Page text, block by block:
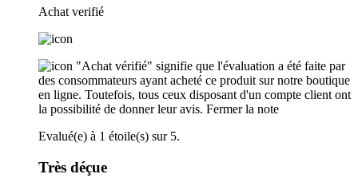
Achat verifié
"Achat vérifié" signifie que l'évaluation a été faite par
des consommateurs ayant acheté ce produit sur notre boutique
en ligne. Toutefois, tous ceux disposant d'un compte client ont
la possibilité de donner leur avis. Fermer la note
Evalué(e) à 1 étoile(s) sur 5.
Très déçue